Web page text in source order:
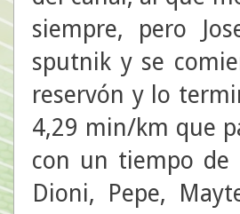
siempre, pero
sputnik y se
reservón y lo
4,29 min/km que
con un tiempo
Dioni, Pepe,